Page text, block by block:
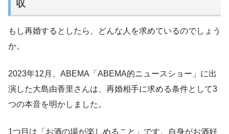
収
もし再婚するとしたら、どんな人を求めているのでしょう
か。
2023年12月、ABEMA「ABEMA的ニュースショー」に出
演した大島由香里さんは、再婚相手に求める条件として3
つの本音を明かしました。
1つ目は「お酒の場が楽しめること」です。自身がお酒好